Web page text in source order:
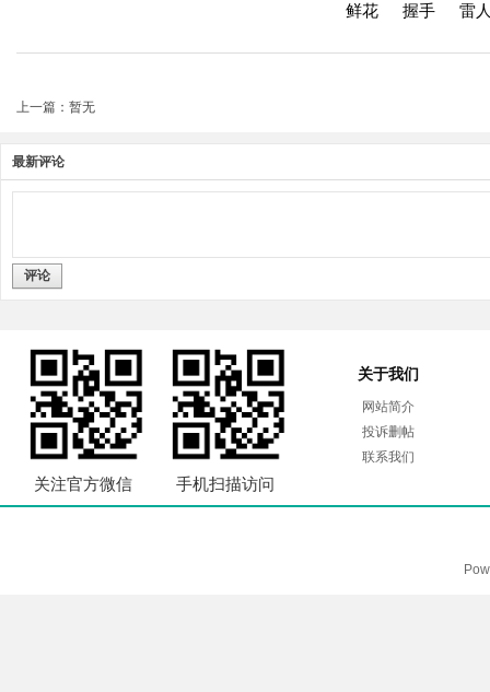
鲜花 握手 雷
上一篇：暂无
最新评论
评论
关注官方微信 手机扫描访问
关于我们
网站简介
投诉删帖
联系我们